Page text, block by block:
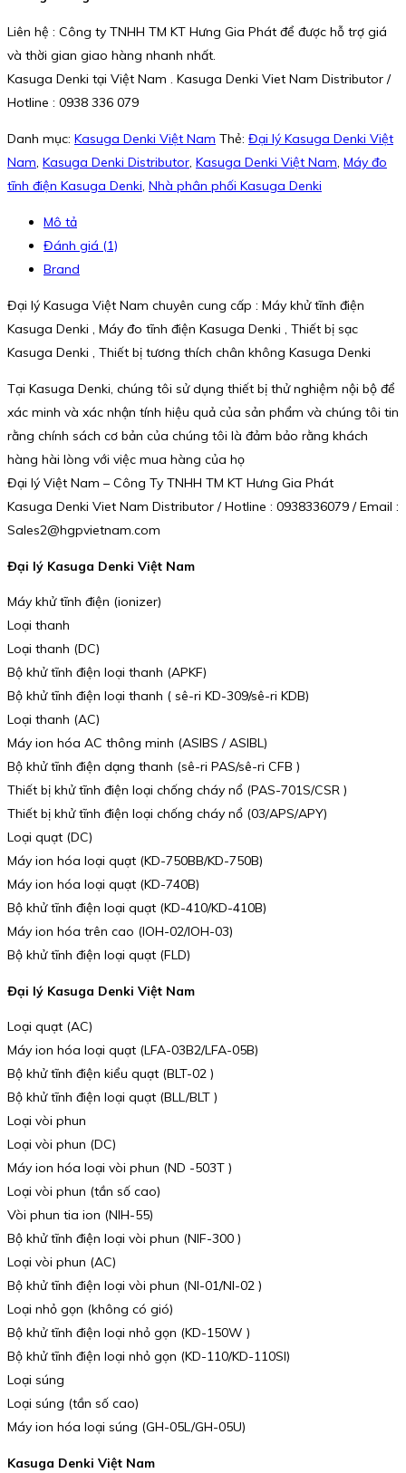
Liên hệ : Công ty TNHH TM KT Hưng Gia Phát để được hỗ trợ giá
và thời gian giao hàng nhanh nhất.
Kasuga Denki tại Việt Nam . Kasuga Denki Viet Nam Distributor /
Hotline : 0938 336 079
Danh mục: Kasuga Denki Việt Nam Thẻ: Đại lý Kasuga Denki Việt
Nam, Kasuga Denki Distributor, Kasuga Denki Việt Nam, Máy đo
tĩnh điện Kasuga Denki, Nhà phân phối Kasuga Denki
Mô tả
Đánh giá (1)
Brand
Đại lý Kasuga Việt Nam chuyên cung cấp : Máy khử tĩnh điện
Kasuga Denki , Máy đo tĩnh điện Kasuga Denki , Thiết bị sạc
Kasuga Denki , Thiết bị tương thích chân không Kasuga Denki
Tại Kasuga Denki, chúng tôi sử dụng thiết bị thử nghiệm nội bộ để
xác minh và xác nhận tính hiệu quả của sản phẩm và chúng tôi tin
rằng chính sách cơ bản của chúng tôi là đảm bảo rằng khách
hàng hài lòng với việc mua hàng của họ
Đại lý Việt Nam – Công Ty TNHH TM KT Hưng Gia Phát
Kasuga Denki Viet Nam Distributor / Hotline : 0938336079 / Email :
Sales2@hgpvietnam.com
Đại lý Kasuga Denki Việt Nam
Máy khử tĩnh điện (ionizer)
Loại thanh
Loại thanh (DC)
Bộ khử tĩnh điện loại thanh (APKF)
Bộ khử tĩnh điện loại thanh ( sê-ri KD-309/sê-ri KDB)
Loại thanh (AC)
Máy ion hóa AC thông minh (ASIBS / ASIBL)
Bộ khử tĩnh điện dạng thanh (sê-ri PAS/sê-ri CFB )
Thiết bị khử tĩnh điện loại chống cháy nổ (PAS-701S/CSR )
Thiết bị khử tĩnh điện loại chống cháy nổ (03/APS/APY)
Loại quạt (DC)
Máy ion hóa loại quạt (KD-750BB/KD-750B)
Máy ion hóa loại quạt (KD-740B)
Bộ khử tĩnh điện loại quạt (KD-410/KD-410B)
Máy ion hóa trên cao (IOH-02/IOH-03)
Bộ khử tĩnh điện loại quạt (FLD)
Đại lý Kasuga Denki Việt Nam
Loại quạt (AC)
Máy ion hóa loại quạt (LFA-03B2/LFA-05B)
Bộ khử tĩnh điện kiểu quạt (BLT-02 )
Bộ khử tĩnh điện loại quạt (BLL/BLT )
Loại vòi phun
Loại vòi phun (DC)
Máy ion hóa loại vòi phun (ND -503T )
Loại vòi phun (tần số cao)
Vòi phun tia ion (NIH-55)
Bộ khử tĩnh điện loại vòi phun (NIF-300 )
Loại vòi phun (AC)
Bộ khử tĩnh điện loại vòi phun (NI-01/NI-02 )
Loại nhỏ gọn (không có gió)
Bộ khử tĩnh điện loại nhỏ gọn (KD-150W )
Bộ khử tĩnh điện loại nhỏ gọn (KD-110/KD-110SI)
Loại súng
Loại súng (tần số cao)
Máy ion hóa loại súng (GH-05L/GH-05U)
Kasuga Denki Việt Nam